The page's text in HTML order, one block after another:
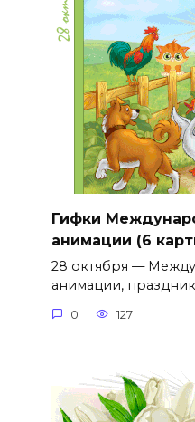
Гифки
анимации (6
28 октября —
анимации, праздник
0 127